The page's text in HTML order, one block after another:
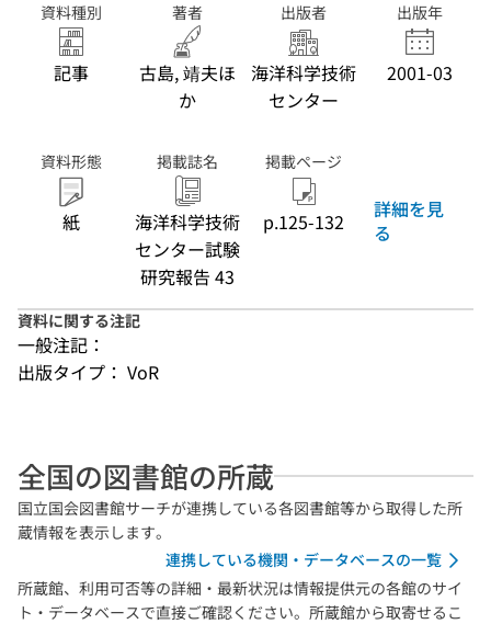
資料種別
記事
著者
古島, 靖夫ほ
か
出版者
海洋科学技術
センター
出版年
2001-03
資料形態
紙
掲載誌名
海洋科学技術
センター試験
研究報告 43
掲載ページ
p.125-132
詳細を見
る
資料に関する注記
一般注記：
出版タイプ： VoR
全国の図書館の所蔵
国立国会図書館サーチが連携している各図書館等から取得した所
蔵情報を表示します。
連携している機関・データベースの一覧
所蔵館、利用可否等の詳細・最新状況は情報提供元の各館のサイ
ト・データベースで直接ご確認ください。所蔵館から取寄せるこ